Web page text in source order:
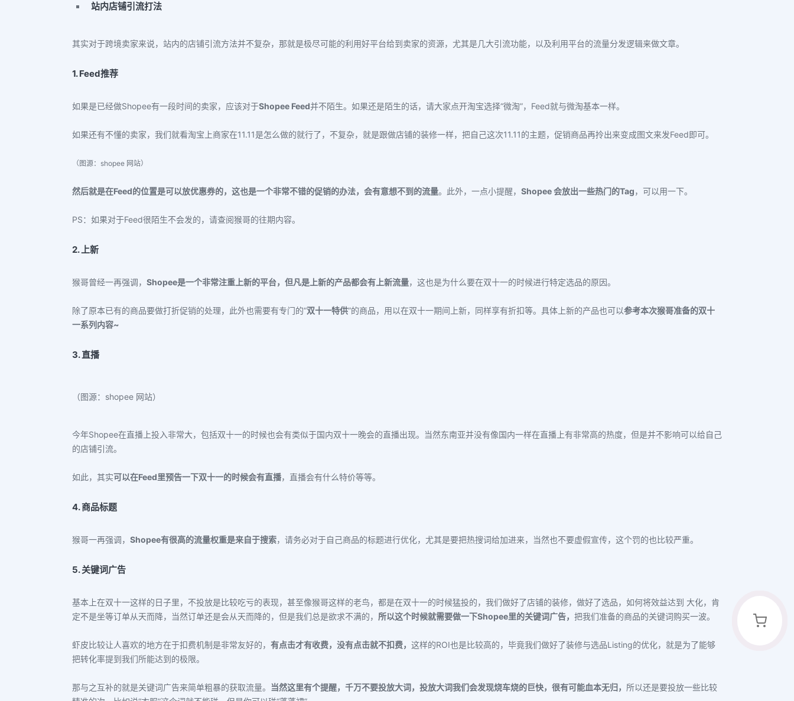
站内店铺引流打法
其实对于跨境卖家来说，站内的店铺引流方法并不复杂，那就是极尽可能的利用好平台给到卖家的资源，尤其是几大引流功能，以及利用平台的流量分发逻辑来做文章。
1. Feed推荐
如果是已经做Shopee有一段时间的卖家，应该对于Shopee Feed并不陌生。如果还是陌生的话，请大家点开淘宝选择“微淘”，Feed就与微淘基本一样。
如果还有不懂的卖家，我们就看淘宝上商家在11.11是怎么做的就行了，不复杂，就是跟做店铺的装修一样，把自己这次11.11的主题，促销商品再拎出来变成图文来发Feed即可。
（图源：shopee 网站）
然后就是在Feed的位置是可以放优惠券的，这也是一个非常不错的促销的办法，会有意想不到的流量。此外，一点小提醒， Shopee 会放出一些热门的Tag，可以用一下。
PS：如果对于Feed很陌生不会发的，请查阅猴哥的往期内容。
2. 上新
猴哥曾经一再强调， Shopee是一个非常注重上新的平台，但凡是上新的产品都会有上新流量，这也是为什么要在双十一的时候进行特定选品的原因。
除了原本已有的商品要做打折促销的处理，此外也需要有专门的“双十一特供”的商品，用以在双十一期间上新，同样享有折扣等。具体上新的产品也可以参考本次猴哥准备的双十
一系列内容~
3. 直播
（图源：shopee 网站）
今年Shopee在直播上投入非常大，包括双十一的时候也会有类似于国内双十一晚会的直播出现。当然东南亚并没有像国内一样在直播上有非常高的热度，但是并不影响可以给自己
的店铺引流。
如此，其实可以在Feed里预告一下双十一的时候会有直播，直播会有什么特价等等。
4. 商品标题
猴哥一再强调， Shopee有很高的流量权重是来自于搜索，请务必对于自己商品的标题进行优化，尤其是要把热搜词给加进来，当然也不要虚假宣传，这个罚的也比较严重。
5. 关键词广告
基本上在双十一这样的日子里，不投放是比较吃亏的表现，甚至像猴哥这样的老鸟，都是在双十一的时候猛投的，我们做好了店铺的装修，做好了选品，如何将效益达到 大化，肯
定不是坐等订单从天而降，当然订单还是会从天而降的，但是我们总是欲求不满的， 所以这个时候就需要做一下Shopee里的关键词广告， 把我们准备的商品的关键词购买一波。
虾皮比较让人喜欢的地方在于扣费机制是非常友好的， 有点击才有收费，没有点击就不扣费， 这样的ROI也是比较高的，毕竟我们做好了装修与选品Listing的优化，就是为了能够
把转化率提到我们所能达到的极限。
那与之互补的就是关键词广告来简单粗暴的获取流量。 当然这里有个提醒，千万不要投放大词，投放大词我们会发现烧车烧的巨快，很有可能血本无归， 所以还是要投放一些比较